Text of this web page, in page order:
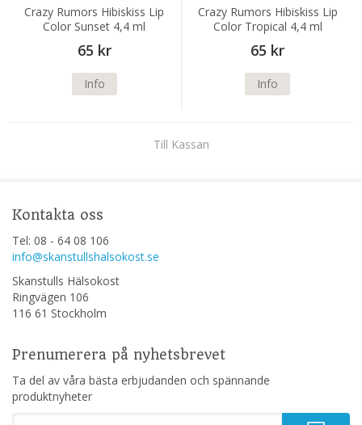
Crazy Rumors Hibiskiss Lip
Color Sunset 4,4 ml
65 kr
Info
Crazy Rumors Hibiskiss Lip
Color Tropical 4,4 ml
65 kr
Info
Till Kassan
Kontakta oss
Tel: 08 - 64 08 106
info@skanstullshalsokost.se
Skanstulls Hälsokost
Ringvägen 106
116 61 Stockholm
Prenumerera på nyhetsbrevet
Ta del av våra bästa erbjudanden och spännande
produktnyheter